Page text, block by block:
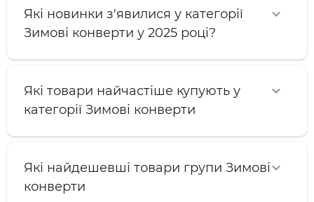
Які новинки з'явилися у категорії
Зимові конверти у 2025 році?
Які товари найчастіше купують у
категорії Зимові конверти
Які найдешевші товари групи Зимові
конверти